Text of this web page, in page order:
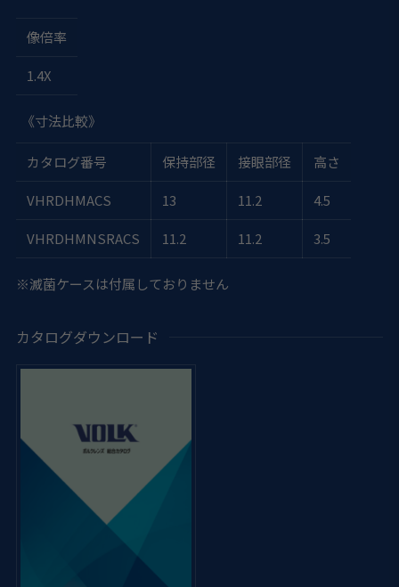
像倍率
1.4X
《寸法比較》
カタログ番号 保持部径 接眼部径 高さ
VHRDHMACS 13 11.2 4.5
VHRDHMNSRACS 11.2 11.2 3.5
※滅菌ケースは付属しておりません
カタログダウンロード